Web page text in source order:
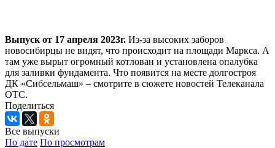
Выпуск от 17 апреля 2023г. Из-за высоких заборов
новосибирцы не видят, что происходит на площади Маркса. А
там уже вырыт огромный котлован и установлена опалубка
для заливки фундамента. Что появится на месте долгостроя
ДК «Сибсельмаш» – смотрите в сюжете новостей Телеканала
ОТС.
Поделиться
Все выпуски
По дате По просмотрам